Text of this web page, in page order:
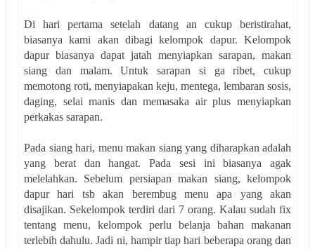
Di hari pertama setelah datang an cukup beristirahat,
biasanya kami akan dibagi kelompok dapur. Kelompok
dapur biasanya dapat jatah menyiapkan sarapan, makan
siang dan malam. Untuk sarapan si ga ribet, cukup
memotong roti, menyiapakan keju, mentega, lembaran sosis,
daging, selai manis dan memasaka air plus menyiapkan
perkakas sarapan.
Pada siang hari, menu makan siang yang diharapkan adalah
yang berat dan hangat. Pada sesi ini biasanya agak
melelahkan. Sebelum persiapan makan siang, kelompok
dapur hari tsb akan berembug menu apa yang akan
disajikan. Sekelompok terdiri dari 7 orang. Kalau sudah fix
tentang menu, kelompok perlu belanja bahan makanan
terlebih dahulu. Jadi ni, hampir tiap hari beberapa orang dan